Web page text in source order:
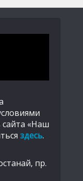
сайта «Наш
здесь.
пр.